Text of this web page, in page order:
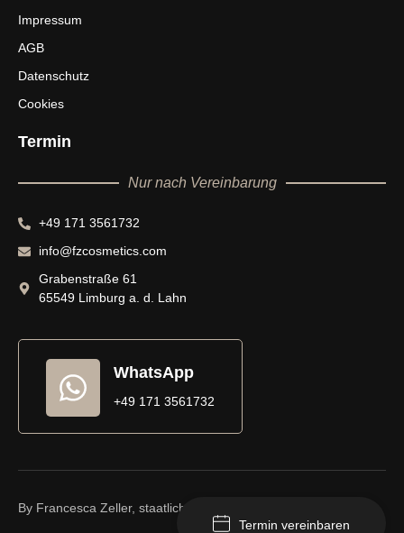
Impressum
AGB
Datenschutz
Cookies
Termin
Nur nach Vereinbarung
+49 171 3561732
info@fzcosmetics.com
Grabenstraße 61
65549 Limburg a. d. Lahn
WhatsApp
+49 171 3561732
By Francesca Zeller, staatlich anerkannte Kosmetikerin
Termin vereinbaren